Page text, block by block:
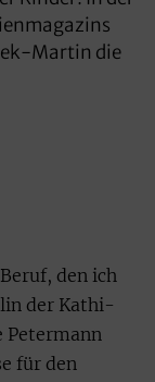
Martin die
den ich
der Kathi-
Petermann
für den